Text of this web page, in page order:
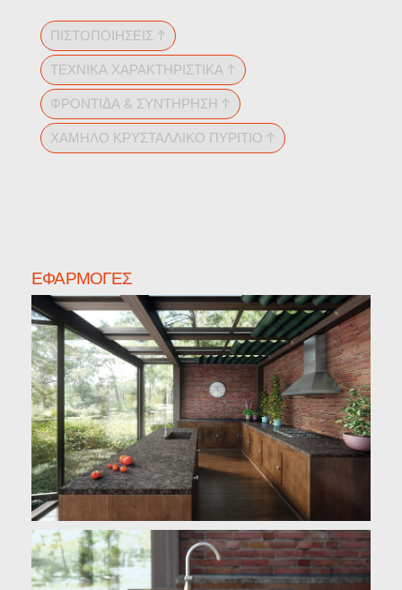
ΠΙΣΤΟΠΟΙΉΣΕΙΣ ↑
ΤΕΧΝΙΚΆ ΧΑΡΑΚΤΗΡΙΣΤΙΚΆ ↑
ΦΡΟΝΤΊΔΑ & ΣΥΝΤΉΡΗΣΗ ↑
ΧΑΜΗΛΌ ΚΡΥΣΤΑΛΛΙΚΌ ΠΥΡΊΤΙΟ ↑
ΕΦΑΡΜΟΓΈΣ